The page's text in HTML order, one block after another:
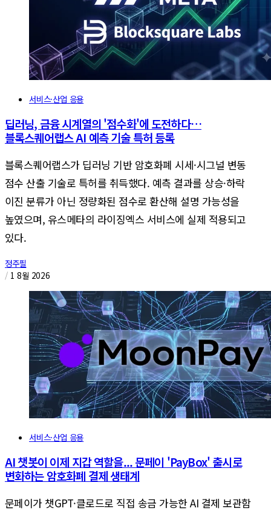
서비스·산업 응용
딥러닝, 금융 시계열의 '점수화'에 도전하다…
블록스퀘어랩스 AI 예측 기술 특허 등록
블록스퀘어랩스가 딥러닝 기반 암호화폐 시세·시그널 변동
점수 산출 기술로 특허를 취득했다. 예측 결과를 상승·하락
이진 분류가 아닌 정량화된 점수로 환산해 설명 가능성을
높였으며, 유스메타의 라이징엑스 서비스에 실제 적용되고
있다.
정주필
/ 1 8월 2026
서비스·산업 응용
AI 챗봇이 이제 지갑 역할을... 문페이 'PayBox' 출시로
변화하는 암호화폐 결제 생태계
문페이가 챗GPT·클로드로 직접 송금 가능한 AI 결제 보관함